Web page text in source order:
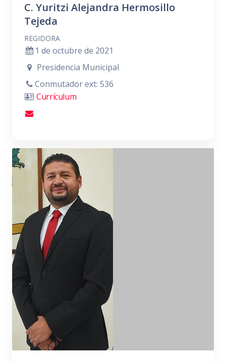
C. Yuritzi Alejandra Hermosillo
Tejeda
REGIDORA
1 de octubre de 2021
Presidencia Municipal
Conmutador ext: 536
Currículum